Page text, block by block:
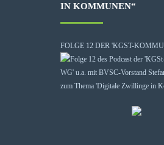
IN KOMMUNEN“
FOLGE 12 DER 'KGST-